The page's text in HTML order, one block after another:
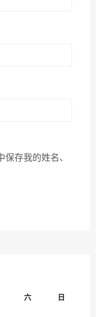
保存我的姓名、
六 日